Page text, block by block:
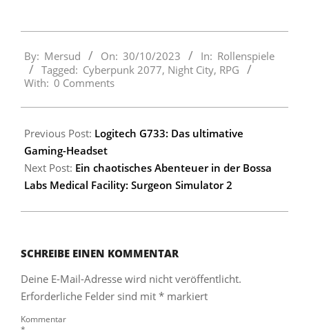
10-
30
By: Mersud On: 30/10/2023 In: Rollenspiele
Tagged: Cyberpunk 2077, Night City, RPG
With: 0 Comments
Previous Post: Logitech G733: Das ultimative
Gaming-Headset
Next Post: Ein chaotisches Abenteuer in der Bossa
Labs Medical Facility: Surgeon Simulator 2
SCHREIBE EINEN KOMMENTAR
Deine E-Mail-Adresse wird nicht veröffentlicht.
Erforderliche Felder sind mit * markiert
Kommentar
*